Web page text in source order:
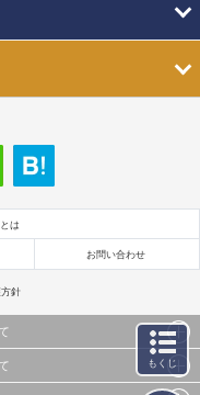
は
お問い合わせ
針
像データ等）及びこれらの配置・
もくじ